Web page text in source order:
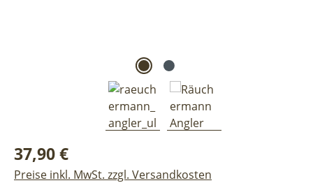
Regulärer Preis:
37,90 €
Preise inkl. MwSt. zzgl. Versandkosten